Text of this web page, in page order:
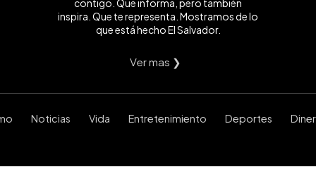
contigo. Que informa, pero también
inspira. Que te representa. Mostramos de lo
que está hecho El Salvador.
Ver mas ❯
Noticias Vida Entretenimiento Deportes